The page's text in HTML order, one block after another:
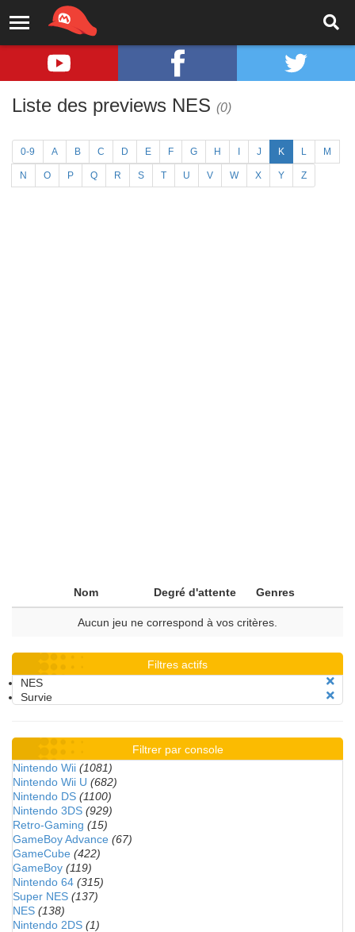
Liste des previews NES (0)
0-9 A B C D E F G H J K L M
N O P Q R S T U V W X Y Z
Nom Degré d'attente Genres
Aucun jeu ne correspond à vos critères.
Filtres actifs
NES
Survie
Filtrer par console
Nintendo Wii (1081)
Nintendo Wii U (682)
Nintendo DS (1100)
Nintendo 3DS (929)
Retro-Gaming (15)
GameBoy Advance (67)
GameCube (422)
GameBoy (119)
Nintendo 64 (315)
Super NES (137)
NES (138)
Nintendo 2DS (1)